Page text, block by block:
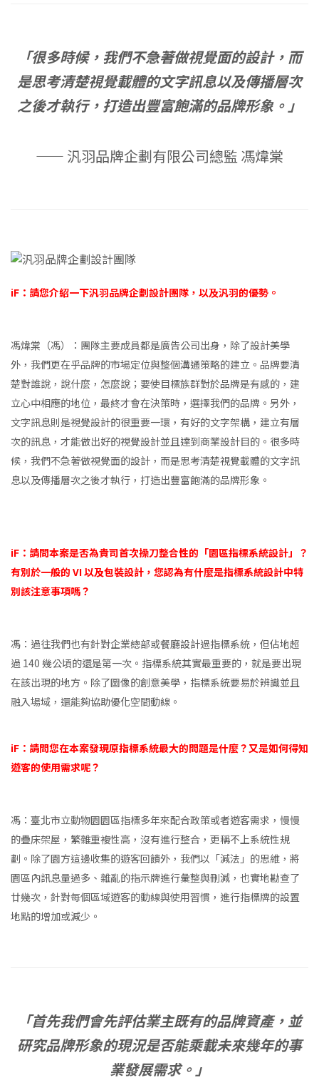
「很多時候，我們不急著做視覺面的設計，而
是思考清楚視覺載體的文字訊息以及傳播層次
之後才執行，打造出豐富飽滿的品牌形象。」
—— 汎羽品牌企劃有限公司總監 馮煒棠
iF：請您介紹一下汎羽品牌企劃設計團隊，以及汎羽的優勢。
馮煒棠（馮）：團隊主要成員都是廣告公司出身，除了設計美學
外，我們更在乎品牌的市場定位與整個溝通策略的建立。品牌要清
楚對誰說，說什麼，怎麼說；要使目標族群對於品牌是有感的，建
立心中相應的地位，最終才會在決策時，選擇我們的品牌。另外，
文字訊息則是視覺設計的很重要一環，有好的文字架構，建立有層
次的訊息，才能做出好的視覺設計並且達到商業設計目的。很多時
候，我們不急著做視覺面的設計，而是思考清楚視覺載體的文字訊
息以及傳播層次之後才執行，打造出豐富飽滿的品牌形象。
iF：請問本案是否為貴司首次操刀整合性的「園區指標系統設計」？
有別於一般的 VI 以及包裝設計，您認為有什麼是指標系統設計中特
別該注意事項嗎？
馮：過往我們也有針對企業總部或餐廳設計過指標系統，但佔地超
過 140 幾公頃的還是第一次。指標系統其實最重要的，就是要出現
在該出現的地方。除了圖像的創意美學，指標系統要易於辨識並且
融入場域，還能夠協助優化空間動線。
iF：請問您在本案發現原指標系統最大的問題是什麼？又是如何得知
遊客的使用需求呢？
馮：臺北市立動物園園區指標多年來配合政策或者遊客需求，慢慢
的疊床架屋，繁雜重複性高，沒有進行整合，更稱不上系統性規
劃。除了園方這邊收集的遊客回饋外，我們以「減法」的思維，將
園區內訊息量過多、雜亂的指示牌進行彙整與刪減，也實地勘查了
廿幾次，針對每個區域遊客的動線與使用習慣，進行指標牌的設置
地點的增加或減少。
「首先我們會先評估業主既有的品牌資產，並
研究品牌形象的現況是否能乘載未來幾年的事
業發展需求。」